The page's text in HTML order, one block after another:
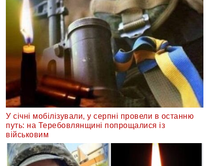
У січні мобілізували, у серпні провели в останню
путь: на Теребовлянщині попрощалися із
військовим